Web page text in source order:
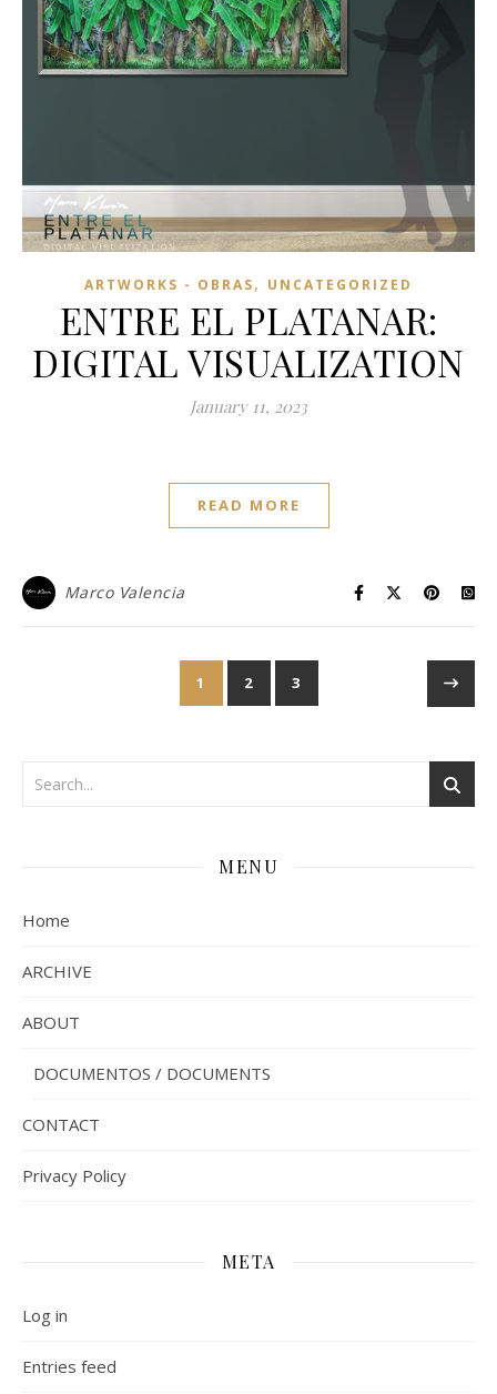
ARTWORKS - OBRAS, UNCATEGORIZED
ENTRE EL PLATANAR:
DIGITAL VISUALIZATION
January 11, 2023
READ MORE
Marco Valencia
1 2 3
MENU
Home
ARCHIVE
ABOUT
DOCUMENTOS / DOCUMENTS
CONTACT
Privacy Policy
META
Log in
Entries feed